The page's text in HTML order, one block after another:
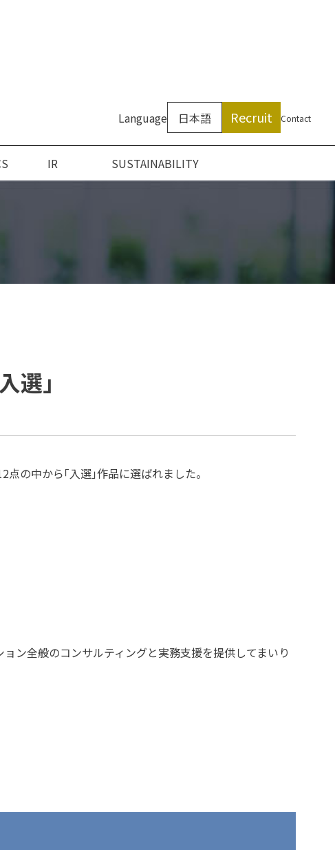
Language 日本語 Recruit Contact
IR SUSTAINABILITY
ついて
アクセス
選」
の中から「入選」作品に選ばれました。
ン全般のコンサルティングと実務支援を提供してまいり